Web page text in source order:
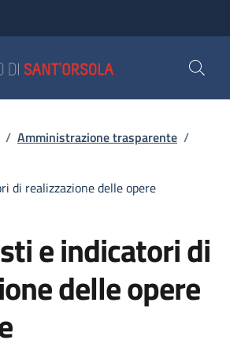
/ Amministrazione trasparente /
di realizzazione delle opere
e indicatori di
delle opere